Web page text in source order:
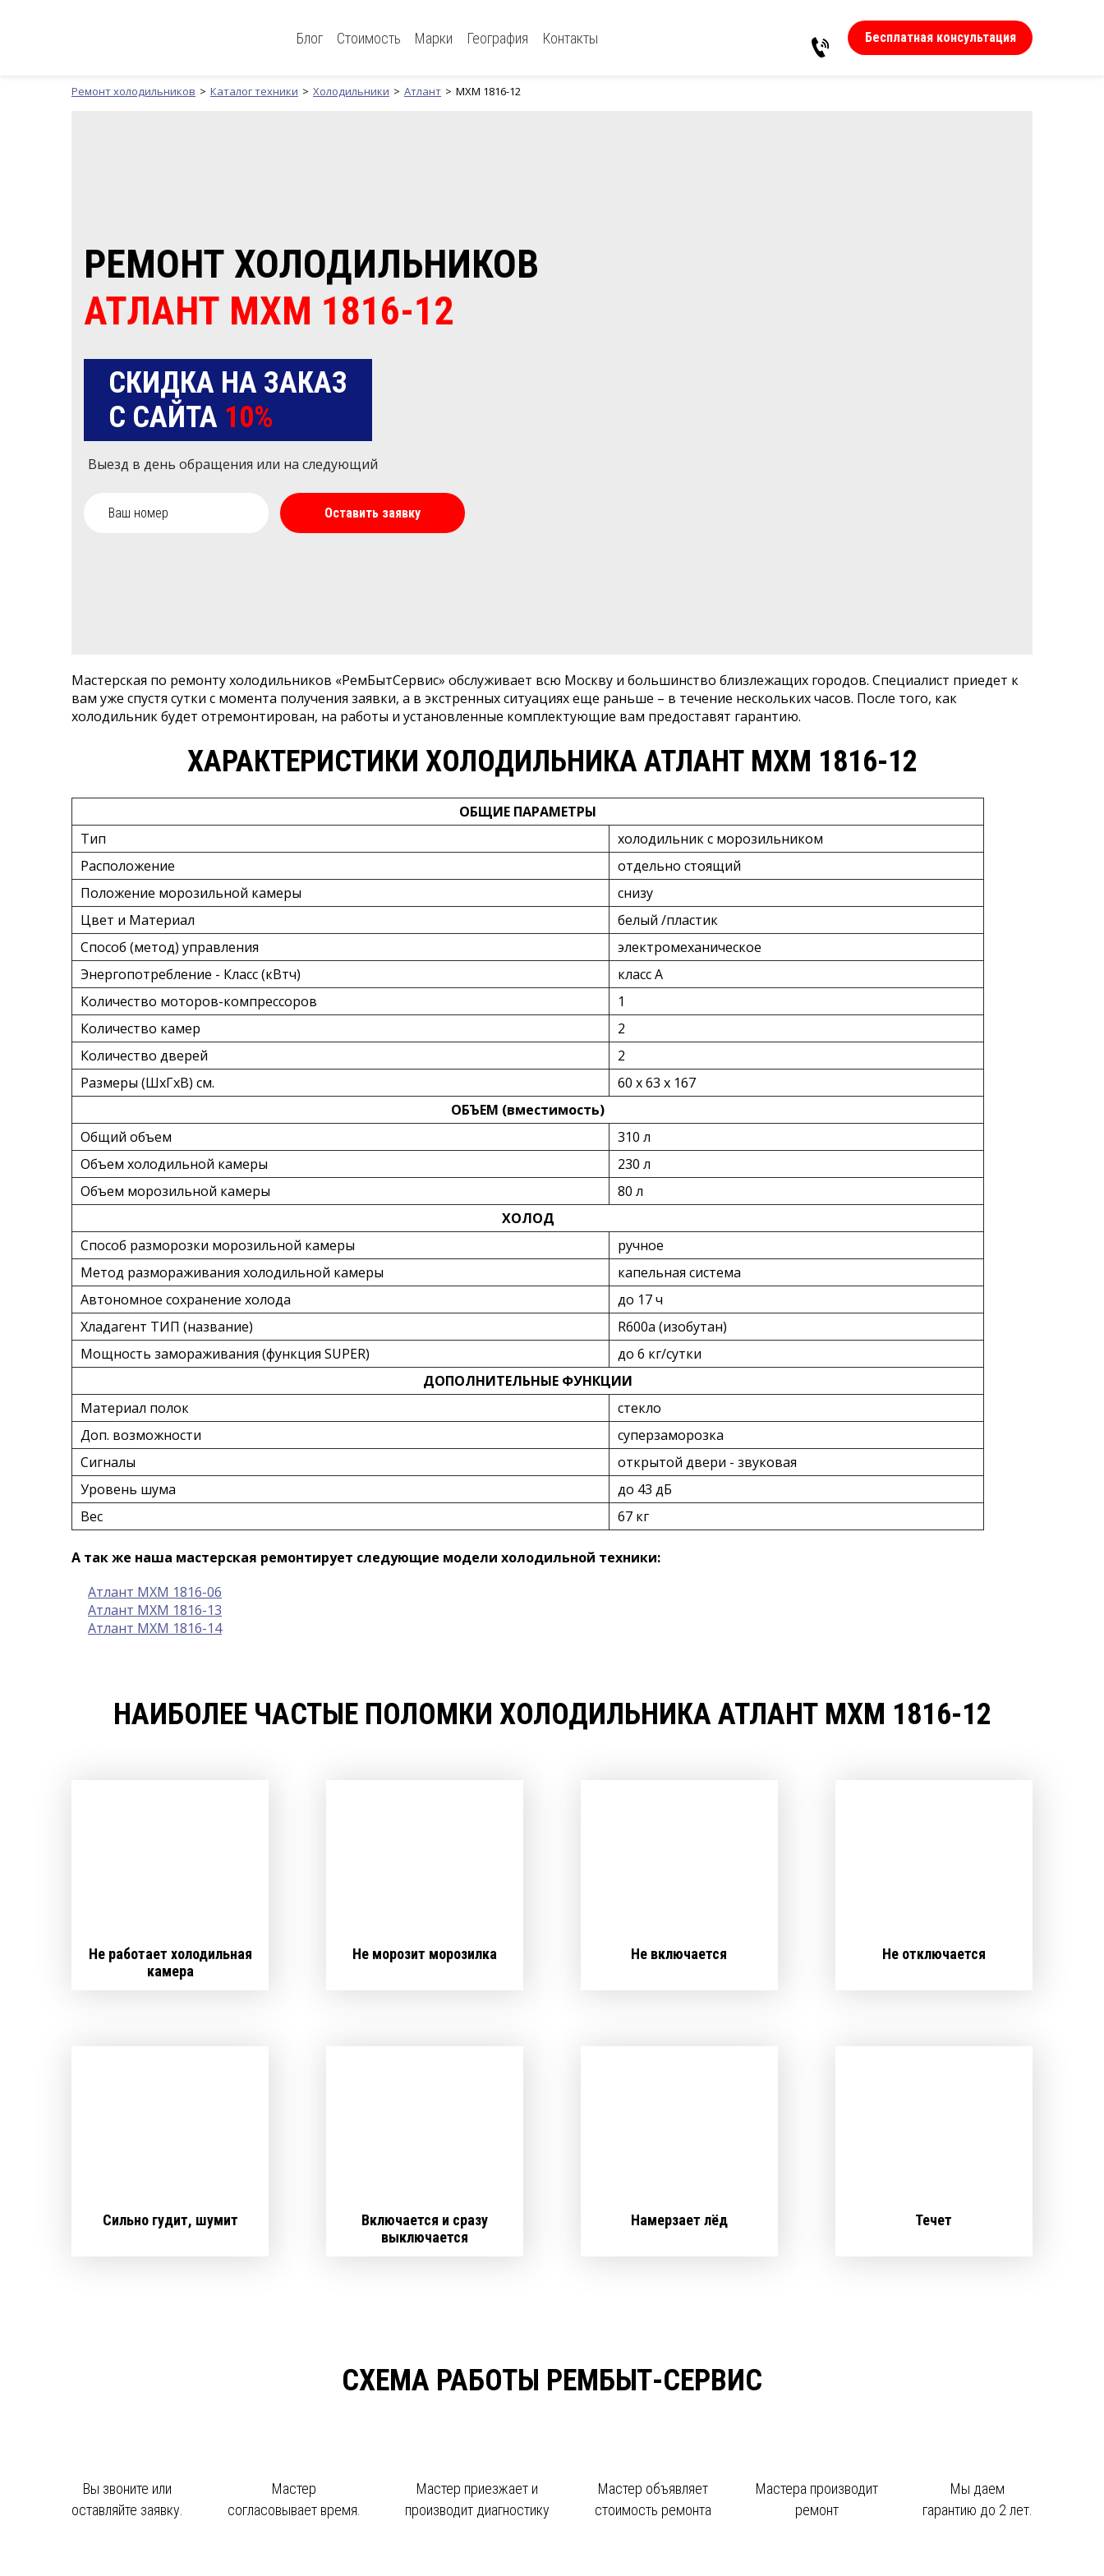
Блог Стоимость Марки География Контакты Бесплатная консультация
Ремонт холодильников Каталог техники Холодильники Атлант МХМ 1816-12
РЕМОНТ ХОЛОДИЛЬНИКОВ
АТЛАНТ МХМ 1816-12
СКИДКА НА ЗАКАЗ
С САЙТА 10%
Выезд в день обращения или на следующий
Оставить заявку
Мастерская по ремонту холодильников «РемБытСервис» обслуживает всю Москву и большинство близлежащих городов. Специалист приедет к
вам уже спустя сутки с момента получения заявки, а в экстренных ситуациях еще раньше – в течение нескольких часов. После того, как
холодильник будет отремонтирован, на работы и установленные комплектующие вам предоставят гарантию.
ХАРАКТЕРИСТИКИ ХОЛОДИЛЬНИКА АТЛАНТ МХМ 1816-12
ОБЩИЕ ПАРАМЕТРЫ
Тип
холодильник с морозильником
Расположение
отдельно стоящий
Положение морозильной камеры
снизу
Цвет и Материал
белый /пластик
Способ (метод) управления
электромеханическое
Энергопотребление - Класс (кВтч)
класс A
Количество моторов-компрессоров
1
Количество камер
2
Количество дверей
2
Размеры (ШxГxВ) см.
60 x 63 x 167
ОБЪЕМ (вместимость)
Общий объем
310 л
Объем холодильной камеры
230 л
Объем морозильной камеры
80 л
ХОЛОД
Способ разморозки морозильной камеры
ручное
Метод размораживания холодильной камеры
капельная система
Автономное сохранение холода
до 17 ч
Хладагент ТИП (название)
R600a (изобутан)
Мощность замораживания (функция SUPER)
до 6 кг/cутки
ДОПОЛНИТЕЛЬНЫЕ ФУНКЦИИ
Материал полок
стекло
Доп. возможности
суперзаморозка
Сигналы
открытой двери - звуковая
Уровень шума
до 43 дБ
Вес
67 кг
А так же наша мастерская ремонтирует следующие модели холодильной техники:
Атлант МХМ 1816-06
Атлант МХМ 1816-13
Атлант МХМ 1816-14
НАИБОЛЕЕ ЧАСТЫЕ ПОЛОМКИ ХОЛОДИЛЬНИКА АТЛАНТ МХМ 1816-12
Не работает холодильная
камера
Не морозит морозилка Не включается Не отключается
Сильно гудит, шумит
Включается и сразу
выключается
Намерзает лёд Течет
СХЕМА РАБОТЫ РЕМБЫТ-СЕРВИС
Вы звоните или
оставляйте заявку.
Мастер
согласовывает время.
Мастер приезжает и
производит диагностику
Мастер объявляет
стоимость ремонта
Мастера производит
ремонт
Мы даем
гарантию до 2 лет.